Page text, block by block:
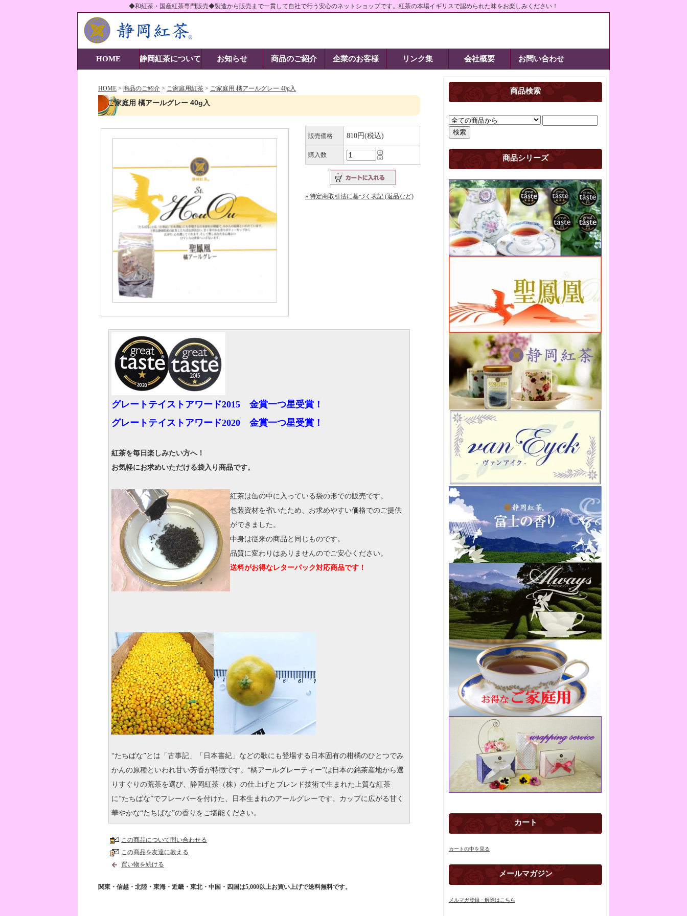
◆和紅茶・国産紅茶専門販売◆製造から販売まで一貫して自社で行う安心のネットショップです。紅茶の本場イギリスで認められた味をお楽しみください！
HOME 静岡紅茶について お知らせ 商品のご紹介 企業のお客様 リンク集 会社概要 お問い合わせ
HOME > 商品のご紹介 > ご家庭用紅茶 > ご家庭用 橘アールグレー 40g入
ご家庭用 橘アールグレー 40g入
販売価格 810円(税込)
購入数
» 特定商取引法に基づく表記 (返品など)
グレートテイストアワード2015 金賞一つ星受賞！
グレートテイストアワード2020 金賞一つ星受賞！
紅茶を毎日楽しみたい方へ！
お気軽にお求めいただける袋入り商品です。
紅茶は缶の中に入っている袋の形での販売です。
包装資材を省いたため、お求めやすい価格でのご提供
ができました。
中身は従来の商品と同じものです。
品質に変わりはありませんのでご安心ください。
送料がお得なレターパック対応商品です！
“たちばな”とは「古事記」「日本書紀」などの歌にも登場する日本固有の柑橘のひとつでみ
かんの原種といわれ甘い芳香が特徴です。“橘アールグレーティー”は日本の銘茶産地から選
りすぐりの荒茶を選び、静岡紅茶（株）の仕上げとブレンド技術で生まれた上質な紅茶
に“たちばな”でフレーバーを付けた、日本生まれのアールグレーです。カップに広がる甘く
華やかな“たちばな”の香りをご堪能ください。
この商品について問い合わせる
この商品を友達に教える
買い物を続ける
関東・信越・北陸・東海・近畿・東北・中国・四国は5,000以上お買い上げで送料無料です。
商品検索
商品シリーズ
カート
カートの中を見る
メールマガジン
メルマガ登録・解除はこちら